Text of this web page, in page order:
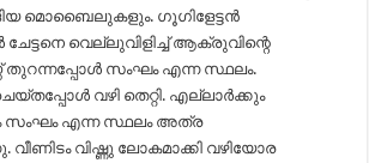
മൊബൈലുകളും. ഗൂഗിളേട്ടൻ
വെല്ലുവിളിച്ച് ആക്രുവിന്റെ
തുറന്നപ്പോൾ സംഘം എന്ന സ്ഥലം.
വഴി തെറ്റി. എല്ലാർക്കും
സംഘം എന്ന സ്ഥലം അത്ര
വിഷ്ണു ലോകമാക്കി വഴിയോര